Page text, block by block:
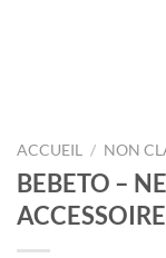
ACCUEIL / NON
BEBETO –